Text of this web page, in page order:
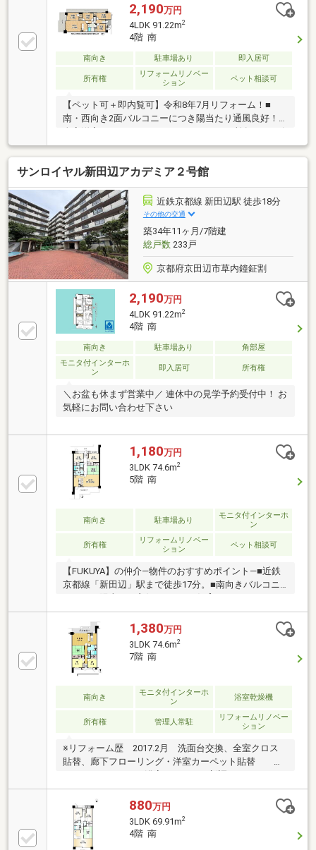
2,190万円
4LDK 91.22m2
4階 南
南向き 駐車場あり 即入居可
所有権
リフォームリノベー
ション
ペット相談可
【ペット可＋即内覧可】令和8年7月リフォーム！■
南・西向き2面バルコニーにつき陽当たり通風良好！■
ング全体を見渡せるカウンターキッチン！
サンロイヤル新田辺アカデミア２号館
近鉄京都線 新田辺駅 徒歩18分
その他の交通
築34年11ヶ月/7階建
総戸数233戸
京都府京田辺市草内鐘鉦割
2,190万円
4LDK 91.22m2
4階 南
南向き 駐車場あり
角部屋
モニタ付インターホ
ン
即入居可 所有権
＼お盆も休まず営業中／ 連休中の見学予約受付中！ お
気軽にお問い合わせ下さい
1,180万円
3LDK 74.6m2
5階 南
南向き 駐車場あり
モニタ付インターホ
ン
所有権
リフォームリノベー
ション
ペット相談可
【FUKUYA】の仲介―物件のおすすめポイント―■近鉄
京都線「新田辺」駅まで徒歩17分。■南向きバルコニ
（規約による制限有）■カウンターキッチンでお料理
中もご家族との会話が楽しめます♪■全居室収納スペー
ス付きでお部屋をすっきりとお使いいただけます！■
現況空き家のためゆっくりご内覧可能です。【リフォ
ーム歴】■令和4年8月：浴室・洗面化粧台・トイレ新
調■令和2年8月：キッチン・給湯器新調〈近隣施設〉●
業務スーパー京田辺店まで約860m●ファミリーマート
1,380万円
3LDK 74.6m2
7階 南
南向き
モニタ付インターホ
ン
浴室乾燥機
所有権 管理人常駐
リフォームリノベー
ション
※リフォーム歴 2017.2月 洗面台交換、全室クロス
貼替、廊下フローリング・洋室カーペット貼替
コンロ・給湯器交換※京田辺市は「子育てしやすいま
ちNO.1」を掲げ、医療費助成や給付金など行政の手厚
い支援が魅力です。同志社大学が集う落ち着いた文教
地区の住環境と、最先端のICT教育が揃う、子育て世
帯に最適な街です。
880万円
3LDK 69.91m2
4階 南